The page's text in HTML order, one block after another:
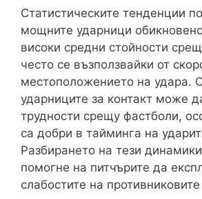
Статистическите тенденции
мощните ударници
високи средни стойности
често се възползвайки от
местоположението на удара.
ударниците за контакт може
трудности срещу фастболи,
са добри в тайминга на
Разбирането на тези
помогне на питчърите да
слабостите на